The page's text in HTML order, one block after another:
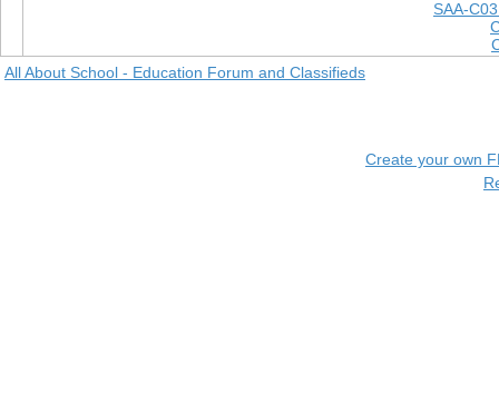
SAA-
All About School - Education Forum and Classifieds
Create your own